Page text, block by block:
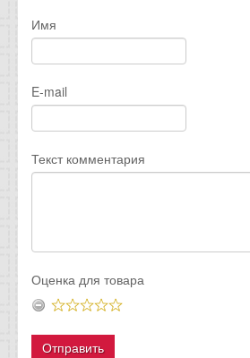
Имя
E-mail
Текст комментария
Оценка для товара